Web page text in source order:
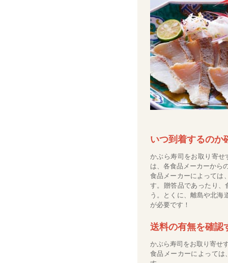
いつ到着するのか
かぶら寿司をお取り寄
は、各食品メーカーから
食品メーカーによっては
す。贈答品であったり
う。とくに、離島や北海
が必要です！
送料の有無を確認
かぶら寿司をお取り寄せ
食品メーカーによって